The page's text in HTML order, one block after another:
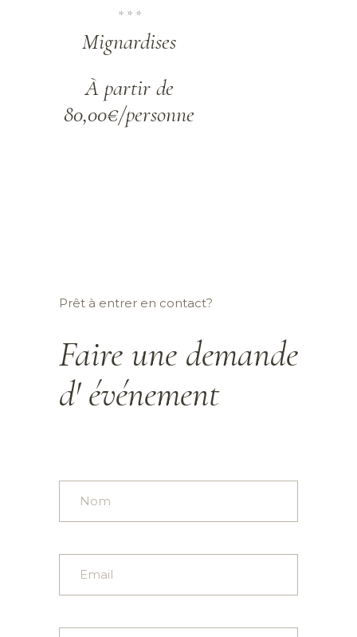
* * *
Mignardises
À partir de
80,00€/personne
Prêt à entrer en contact?
Faire une demande
d' événement